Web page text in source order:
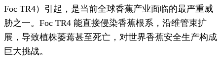
Foc TR4）引起，是当前全球香蕉产业面临的最严重威
胁之一。Foc TR4 能直接侵染香蕉根系，沿维管束扩
展，导致植株萎蔫甚至死亡，对世界香蕉安全生产构成
巨大挑战。